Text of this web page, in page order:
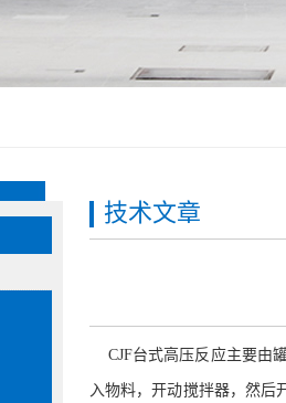
技术文章
CJF台式高压反应主要由
入物料，开动搅拌器，然后